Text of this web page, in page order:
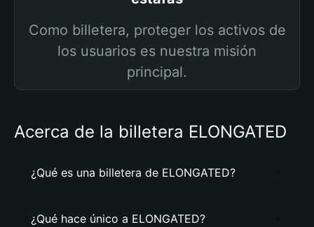
Como billetera, proteger los activos de
los usuarios es nuestra misión
principal.
Acerca de la billetera ELONGATED
¿Qué es una billetera de ELONGATED?
¿Qué hace único a ELONGATED?